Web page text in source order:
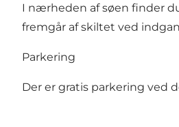
I nærheden af søen finder
fremgår af skiltet ved
Parkering
Der er gratis parkering ved